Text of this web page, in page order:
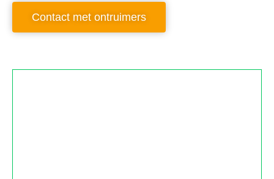
Contact met ontruimers